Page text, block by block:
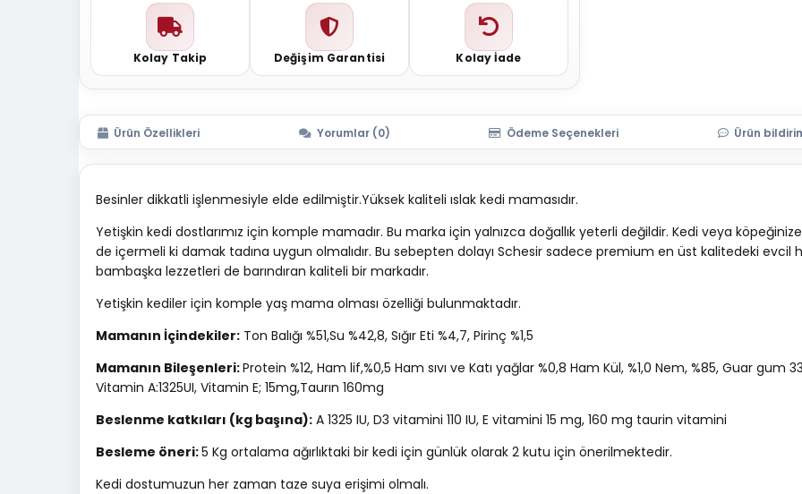
Kolay Takip Değişim Garantisi Kolay İade
Ürün Özellikleri Yorumlar (0) Ödeme Seçenekleri Ürün
Besinler dikkatli işlenmesiyle elde edilmiştir.Yüksek kaliteli ıslak kedi mamasıdır.
Yetişkin kedi dostlarımız için komple mamadır. Bu marka için yalnızca doğallık yeterli değildir. Kedi veya
de içermeli ki damak tadına uygun olmalıdır. Bu sebepten dolayı Schesir sadece premium en üst kalitedeki evcil
bambaşka lezzetleri de barındıran kaliteli bir markadır.
Yetişkin kediler için komple yaş mama olması özelliği bulunmaktadır.
Mamanın İçindekiler: Ton Balığı %51,Su %42,8, Sığır Eti %4,7, Pirinç %1,5
Mamanın Bileşenleri:Protein %12, Ham lif,%0,5 Ham sıvı ve Katı yağlar %0,8 Ham Kül, %1,0 Nem, %85, Guar
Vitamin A:1325UI, Vitamin E; 15mg,Taurın 160mg
Beslenme katkıları (kg başına): A 1325 IU, D3 vitamini 110 IU, E vitamini 15 mg, 160 mg taurin vitamini
Besleme öneri:5 Kg ortalama ağırlıktaki bir kedi için günlük olarak 2 kutu için önerilmektedir.
Kedi dostumuzun her zaman taze suya erişimi olmalı.